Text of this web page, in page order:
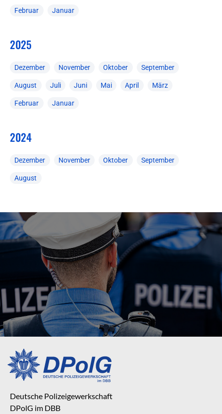
Februar Januar
2025
Dezember November Oktober September
August Juli Juni Mai April März
Februar Januar
2024
Dezember November Oktober September
August
Deutsche Polizeigewerkschaft
DPolG im DBB